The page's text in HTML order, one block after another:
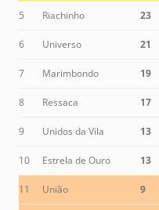
5 Riachinho 23
6 Universo 21
7 Marimbondo 19
8 Ressaca 17
9 Unidos da Vila 13
10 Estrela de Ouro 13
11 União 9